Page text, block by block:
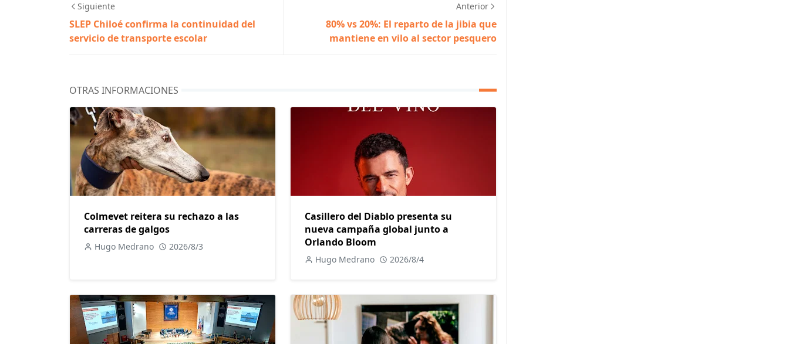
Siguiente
SLEP Chiloé confirma la continuidad del
servicio de transporte escolar
Anterior
80% vs 20%: El reparto de la jibia que
mantiene en vilo al sector pesquero
OTRAS INFORMACIONES
Colmevet reitera su rechazo a las
carreras de galgos
Hugo Medrano 2026/8/3
Casillero del Diablo presenta su
nueva campaña global junto a
Orlando Bloom
Hugo Medrano 2026/8/4